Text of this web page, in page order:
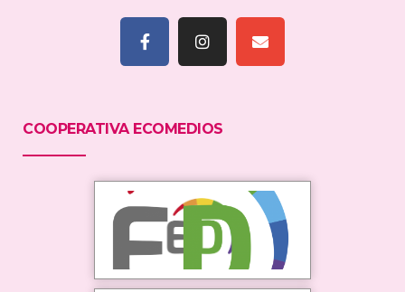
COOPERATIVA ECOMEDIOS